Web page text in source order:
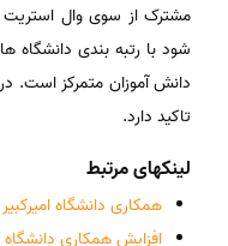
مشترک از سوی وال استریت
شود با رتبه بندی دانشگاه
دانش آموزان متمرکز است.
تاکید دارد.
لینکهای مرتبط
همکاری دانشگاه
افزایش همکاری دانشگاه